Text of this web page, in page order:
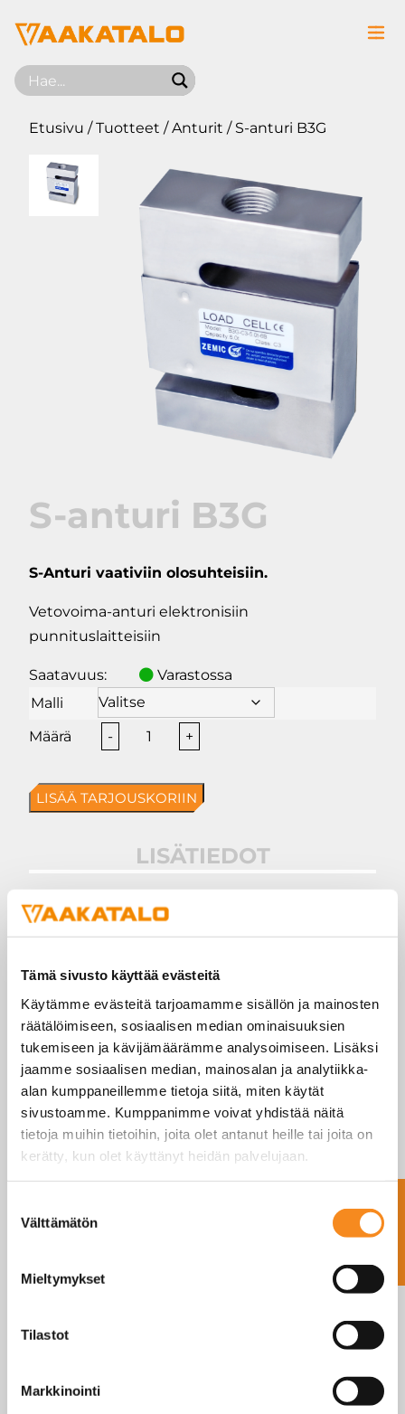
Tämä sivusto käyttää evästeitä
Käytämme evästeitä tarjoamamme sisällön ja mainosten
räätälöimiseen, sosiaalisen median ominaisuuksien
tukemiseen ja kävijämäärämme analysoimiseen. Lisäksi
jaamme sosiaalisen median, mainosalan ja analytiikka-
alan kumppaneillemme tietoja siitä, miten käytät
sivustoamme. Kumppanimme voivat yhdistää näitä
tietoja muihin tietoihin, joita olet antanut heille tai joita on
kerätty, kun olet käyttänyt heidän palvelujaan.
valinta
Välttämätön
Mieltymykset
Tilastot
Markkinointi
Etusivu /Tuotteet /Anturit / S-anturi B3G
S-anturi B3G
S-Anturi vaativiin olosuhteisiin.
Vetovoima-anturi elektronisiin
punnituslaitteisiin
Saatavuus:
Varastossa
Malli
-
B3G
määrä
+
LISÄÄ TARJOUSKORIIN
LISÄTIEDOT
Ruostumattomasta teräksestä valmistettu,
roikkuviin punnituksiin. Saatavilla myös suurissa
kapasiteeteissa ja mitoissa.
KIINNOSTAA MYÖS
Ota yhteyttä